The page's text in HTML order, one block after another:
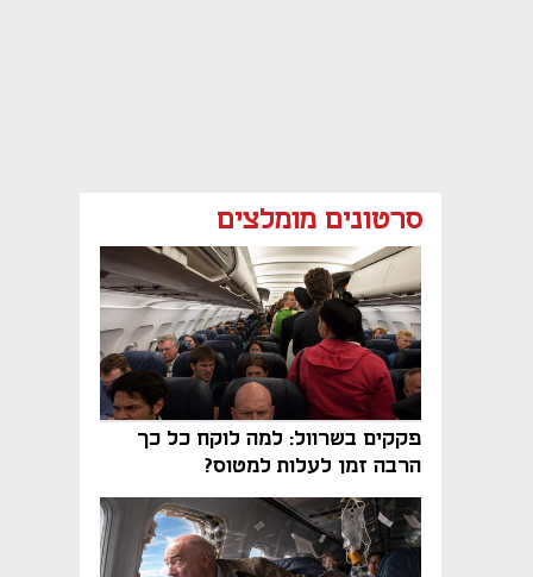
סרטונים מומלצים
פקקים בשרוול: למה לוקח כל כך
הרבה זמן לעלות למטוס?